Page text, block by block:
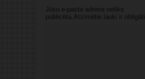
Jūsu e-pasta adrese netiks
publicēta.Atzīmētie lauki ir obligāti